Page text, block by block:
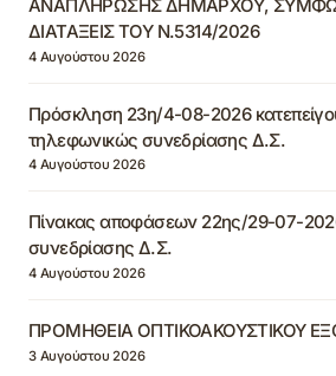
ΑΝΑΠΛΗΡΩΣΗΣ ΔΗΜΑΡΧΟΥ,
ΔΙΑΤΑΞΕΙΣ ΤΟΥ Ν.5314/2026
4 Αυγούστου 2026
Πρόσκληση 23η/4-08-2026
τηλεφωνικώς συνεδρίασης Δ.Σ.
4 Αυγούστου 2026
Πίνακας αποφάσεων 22ης/29-07-
συνεδρίασης Δ.Σ.
4 Αυγούστου 2026
ΠΡΟΜΗΘΕΙΑ ΟΠΤΙΚΟΑΚΟΥΣΤΙΚΟΥ
3 Αυγούστου 2026